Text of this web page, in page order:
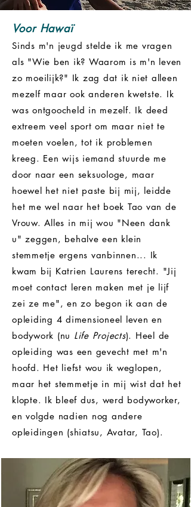
VoorHawaï
Sinds m'n jeugd stelde ik me vragen
als "Wie ben ik? Waarom is m'n leven
zo moeilijk?" Ik zag dat ik niet alleen
mezelf maar ook anderen kwetste. Ik
was ontgoocheld in mezelf. Ik deed
extreem veel sport om maar niet te
moeten voelen, tot ik problemen
kreeg. Een wijs iemand stuurde me
door naar een seksuologe, maar
hoewel het niet paste bij mij, leidde
het me wel naar het boek Tao van de
Vrouw. Alles in mij wou "Neen dank
u" zeggen, behalve een klein
stemmetje ergens vanbinnen... Ik
kwam bij Katrien Laurens terecht. "Jij
moet contact leren maken met je lijf
zei ze me", en zo begon ik aan de
opleiding 4 dimensioneel leven en
bodywork (nu LifeProjects). Heel de
opleiding was een gevecht met m'n
hoofd. Het liefst wou ik weglopen,
maar het stemmetje in mij wist dat het
klopte. Ik bleef dus, werd bodyworker,
en volgde nadien nog andere
opleidingen (shiatsu, Avatar, Tao).